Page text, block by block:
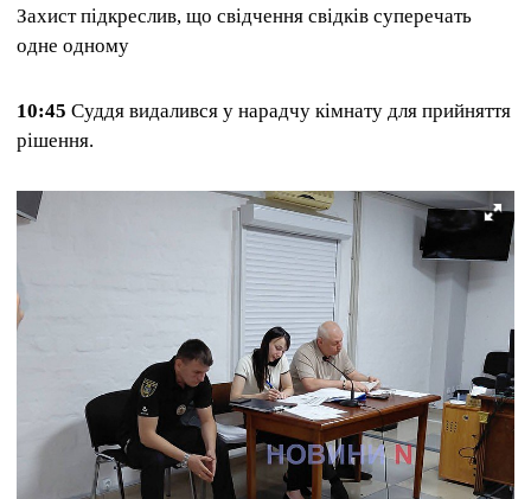
Захист підкреслив, що свідчення свідків суперечать
одне одному
10:45 Суддя видалився у нарадчу кімнату для прийняття
рішення.